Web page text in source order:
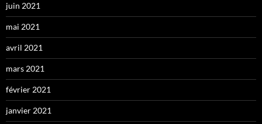
juin 2021
mai 2021
avril 2021
mars 2021
février 2021
janvier 2021